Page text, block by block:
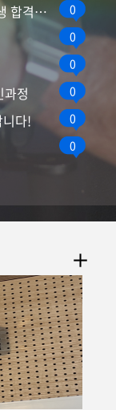
저널리즘혁신학과(현직언론인과정) 신입생 합격자 발표_2... 0
0
0
정 0
니다! 0
0